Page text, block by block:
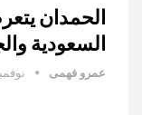
الحمدان
السعودية
عمرو فهمى نوفمبر 16,